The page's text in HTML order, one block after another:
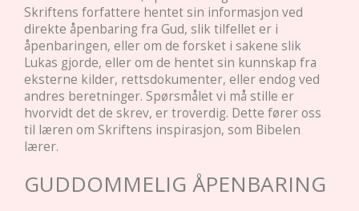
Skriftens forfattere hentet sin informasjon ved
direkte åpenbaring fra Gud, slik tilfellet er i
åpenbaringen, eller om de forsket i sakene slik
Lukas gjorde, eller om de hentet sin kunnskap fra
eksterne kilder, rettsdokumenter, eller endog ved
andres beretninger. Spørsmålet vi må stille er
hvorvidt det de skrev, er troverdig. Dette fører oss
til læren om Skriftens inspirasjon, som Bibelen
lærer.
GUDDOMMELIG ÅPENBARING